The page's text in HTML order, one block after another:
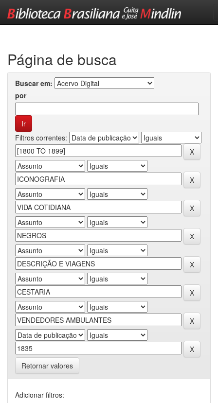
Página de busca
Buscar em:
por
Filtros correntes:
Retornar valores
Adicionar filtros: